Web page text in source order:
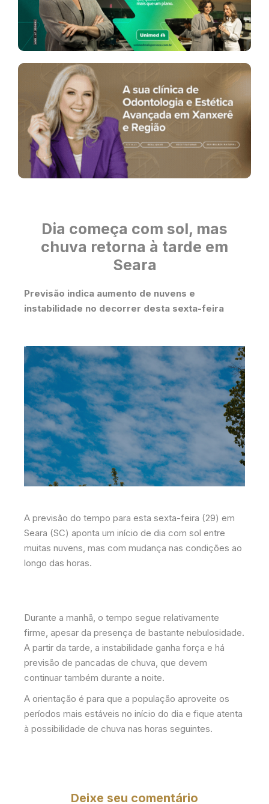
Dia começa com sol, mas
chuva retorna à tarde em
Seara
Previsão indica aumento de nuvens e
instabilidade no decorrer desta sexta-feira
A previsão do tempo para esta sexta-feira (29) em
Seara (SC) aponta um início de dia com sol entre
muitas nuvens, mas com mudança nas condições ao
longo das horas.
Durante a manhã, o tempo segue relativamente
firme, apesar da presença de bastante nebulosidade.
A partir da tarde, a instabilidade ganha força e há
previsão de pancadas de chuva, que devem
continuar também durante a noite.
A orientação é para que a população aproveite os
períodos mais estáveis no início do dia e fique atenta
à possibilidade de chuva nas horas seguintes.
Deixe seu comentário